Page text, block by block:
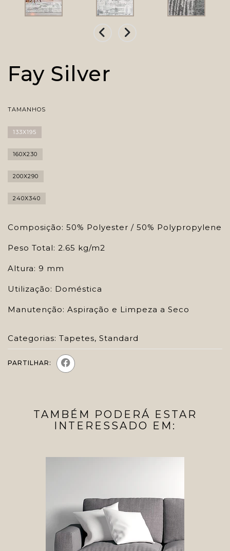
Fay Silver
TAMANHOS
133X195
160X230
200X290
240X340
Composição: 50% Polyester / 50% Polypropylene
Peso Total: 2.65 kg/m2
Altura: 9 mm
Utilização: Doméstica
Manutenção: Aspiração e Limpeza a Seco
Categorias: Tapetes, Standard
PARTILHAR:
TAMBÉM PODERÁ ESTAR
INTERESSADO EM: